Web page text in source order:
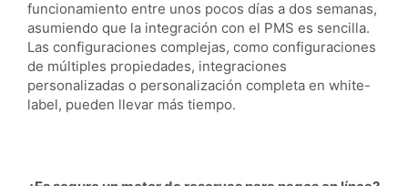
funcionamiento entre unos pocos días a dos semanas,
asumiendo que la integración con el PMS es sencilla.
Las configuraciones complejas, como configuraciones
de múltiples propiedades, integraciones
personalizadas o personalización completa en white-
label, pueden llevar más tiempo.